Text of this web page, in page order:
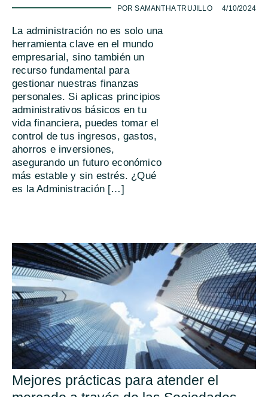
- POR SAMANTHA TRUJILLO 4/10/2024
La administración no es solo una
herramienta clave en el mundo
empresarial, sino también un
recurso fundamental para
gestionar nuestras finanzas
personales. Si aplicas principios
administrativos básicos en tu
vida financiera, puedes tomar el
control de tus ingresos, gastos,
ahorros e inversiones,
asegurando un futuro económico
más estable y sin estrés. ¿Qué
es la Administración […]
Mejores prácticas para atender el